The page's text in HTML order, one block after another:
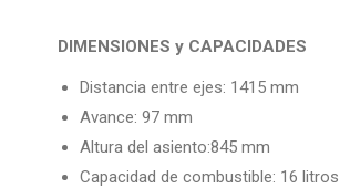
DIMENSIONES y CAPACIDADES
Distancia entre ejes: 1415 mm
Avance: 97 mm
Altura del asiento:845 mm
Capacidad de combustible: 16 litros